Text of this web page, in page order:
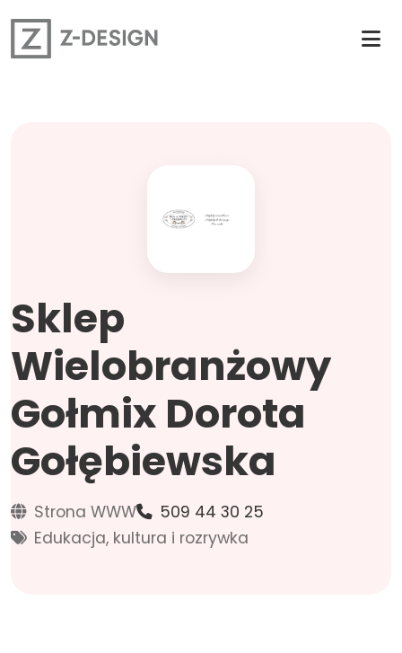
Sklep
Wielobranżowy
Gołmix Dorota
Gołębiewska
Strona WWW
509 44 30 25
Edukacja, kultura i rozrywka